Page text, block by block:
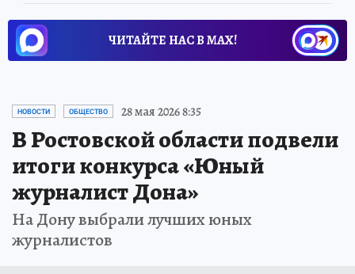
ЧИТАЙТЕ НАС В МАХ!
НОВОСТИ ОБЩЕСТВО 28 мая 2026 8:35
В Ростовской области подвели
итоги конкурса «Юный
журналист Дона»
На Дону выбрали лучших юных
журналистов